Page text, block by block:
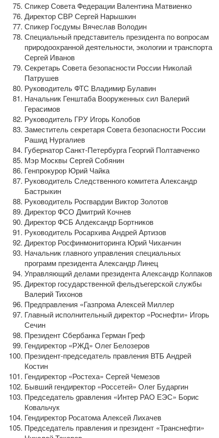
Спикер Совета Федерации Валентина Матвиенко
Директор СВР Сергей Нарышкин
Спикер Госдумы Вячеслав Володин
Специальный представитель президента по вопросам
природоохранной деятельности, экологии и транспорта
Сергей Иванов
Секретарь Совета безопасности России Николай
Патрушев
Руководитель ФТС Владимир Булавин
Начальник Генштаба Вооруженных сил Валерий
Герасимов
Руководитель ГРУ Игорь Колобов
Заместитель секретаря Совета безопасности России
Рашид Нургалиев
ГубернаторСанкт-Петербурга Георгий Полтавченко
Мэр Москвы Сергей Собянин
Генпрокурор Юрий Чайка
Руководитель Следственного комитета Александр
Бастрыкин
Руководитель Росгвардии Виктор Золотов
Директор ФСО Дмитрий Кочнев
Директор ФСБ Алдександр Бортников
Руководитель Росархива Андрей Артизов
Директор Росфинмониторинга Юрий Чиханчин
Начальник главного управления специальных
программ президента Александр Линец
Управляющий делами президента Александр Колпаков
Директор государственной фельдъегерской службы
Валерий Тихонов
Предправления «Газпрома Алексей Миллер
Главный исполнительный директор «Роснефти» Игорь
Сечин
Президент Сбербанка Герман Греф
Гендиректор «РЖД» Олег Белозеров
Президент-председатель правления ВТБ Андрей
Костин
Гендиректор «Ростеха» Сергей Чемезов
Бывший гендиректор «Россетей» Олег Бударгин
Председатель gравления «Интер РАО ЕЭС» Борис
Ковальчук
Гендиректор Росатома Алексей Лихачев
Председатель правления и президент «Транснефти»